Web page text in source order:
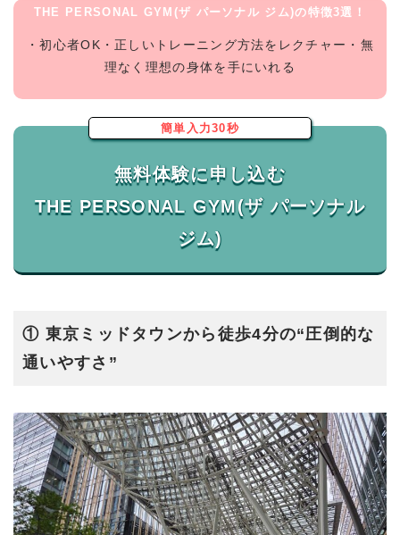
THE PERSONAL GYM(ザ パーソナル ジム)の特徴3選！
・初心者OK・正しいトレーニング方法をレクチャー・無
理なく理想の身体を手にいれる
簡単入力30秒
無料体験に申し込む
THE PERSONAL GYM(ザ パーソナル
① 東京ミッドタウンから徒歩4分の“圧倒的な
通いやすさ”